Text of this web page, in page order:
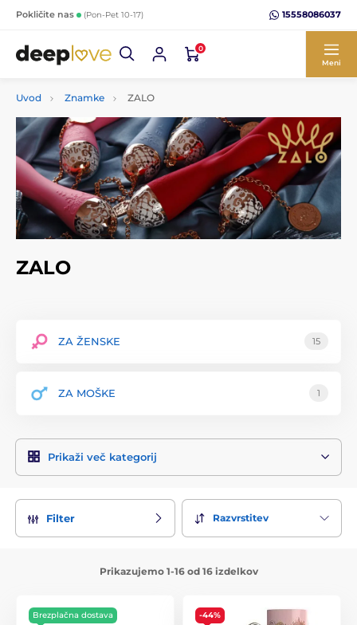
Pokličite nas (Pon-Pet 10-17) 15558086037
0
Meni
Uvod Znamke ZALO
ZALO
ZA ŽENSKE 15
ZA MOŠKE 1
Prikaži več kategorij
Filter Razvrstitev
Prikazujemo 1-16 od 16 izdelkov
Brezplačna dostava -44%